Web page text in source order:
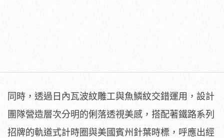
同時，透過日內瓦波紋雕工與魚鱗紋交錯運用，設計
團隊營造層次分明的俐落透視美感，搭配著鐵路系列
招牌的軌道式計時圈與美國賓州針葉時標，呼應出經